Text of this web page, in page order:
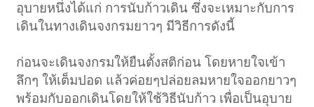
อุบายหนึ่งได้แก่ การนับก้าวเดิน ซึ่งจะเหมาะกับการ
เดินในทางเดินจงกรมยาวๆ มีวิธีการดังนี้
ก่อนจะเดินจงกรมให้ยืนตั้งสติก่อน โดยหายใจเข้า
ลึกๆ ให้เต็มปอด แล้วค่อยๆปล่อยลมหายใจออกยาวๆ
พร้อมกับออกเดินโดยให้ใช้วิธีนับก้าว เพื่อเป็นอุบาย